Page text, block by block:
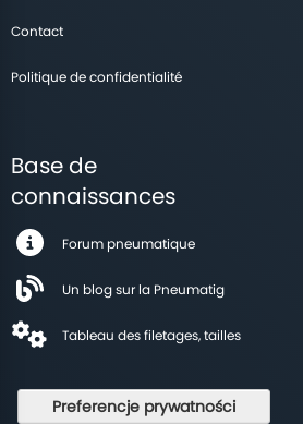
Contact
Politique de confidentialité
Base de
connaissances
Forum pneumatique
Un blog sur la Pneumatig
Tableau des filetages, tailles